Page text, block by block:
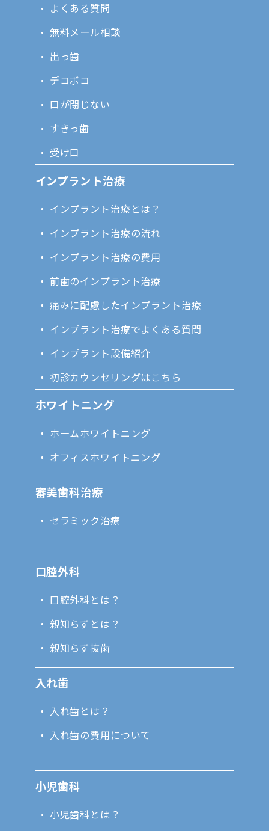
よくある質問
無料メール相談
出っ歯
デコボコ
口が閉じない
すきっ歯
受け口
インプラント治療
インプラント治療とは？
インプラント治療の流れ
インプラント治療の費用
前歯のインプラント治療
痛みに配慮したインプラント治療
インプラント治療でよくある質問
インプラント設備紹介
初診カウンセリングはこちら
ホワイトニング
ホームホワイトニング
オフィスホワイトニング
審美歯科治療
セラミック治療
口腔外科
口腔外科とは？
親知らずとは？
親知らず抜歯
入れ歯
入れ歯とは？
入れ歯の費用について
小児歯科
小児歯科とは？